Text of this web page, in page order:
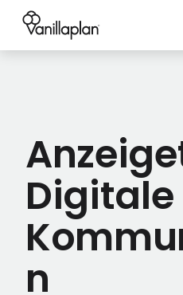
®
Digitale
n